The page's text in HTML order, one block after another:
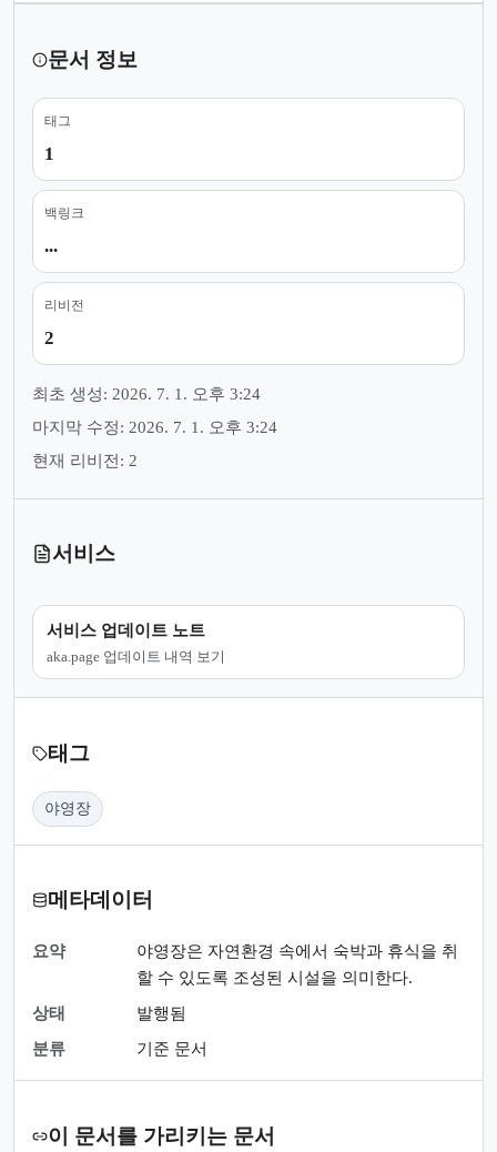
문서 정보
태그
1
백링크
...
리비전
2
최초 생성: 2026. 7. 1. 오후 3:24
마지막 수정: 2026. 7. 1. 오후 3:24
현재 리비전: 2
서비스
서비스 업데이트 노트
aka.page 업데이트 내역 보기
태그
야영장
메타데이터
요약
야영장은 자연환경 속에서 숙박과 휴식을 취
할 수 있도록 조성된 시설을 의미한다.
상태
발행됨
분류
기준 문서
이 문서를 가리키는 문서